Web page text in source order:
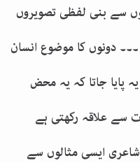
سے بنی لفظی تصویروں
۔۔۔ دونوں کا موضوع انسان
پایا جاتا کہ یہ محض
سے علاقہ رکھتی ہے
ایسی مثالوں سے